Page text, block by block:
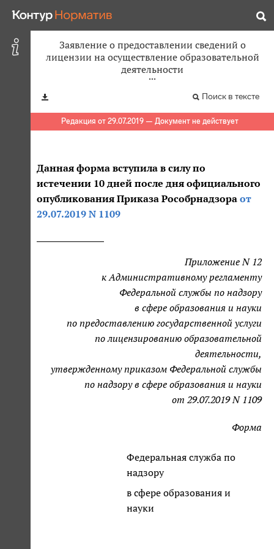
Заявление о предоставлении сведений о
лицензии на осуществление образовательной
деятельности
Поиск в тексте
Редакция от 29.07.2019 — Документ не действует
Данная форма вступила в силу по
истечении 10 дней после дня официального
опубликования Приказа Рособрнадзора от
29.07.2019 N 1109
Приложение N 12
к Административному регламенту
Федеральной службы по надзору
в сфере образования и науки
по предоставлению государственной услуги
по лицензированию образовательной
деятельности,
утвержденному приказом Федеральной службы
по надзору в сфере образования и науки
от 29.07.2019 N 1109
Форма
Федеральная служба по
надзору
в сфере образования и
науки